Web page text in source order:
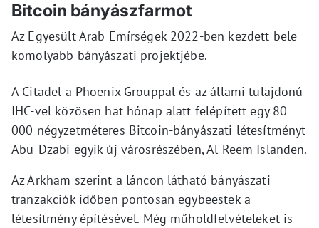
Bitcoin bányászfarmot
Az Egyesült Arab Emírségek 2022-ben kezdett bele
komolyabb bányászati projektjébe.
A Citadel a Phoenix Grouppal és az állami tulajdonú
IHC-vel közösen hat hónap alatt felépített egy 80
000 négyzetméteres Bitcoin-bányászati létesítményt
Abu-Dzabi egyik új városrészében, Al Reem Islanden.
Az Arkham szerint a láncon látható bányászati
tranzakciók időben pontosan egybeestek a
létesítmény építésével. Még műholdfelvételeket is